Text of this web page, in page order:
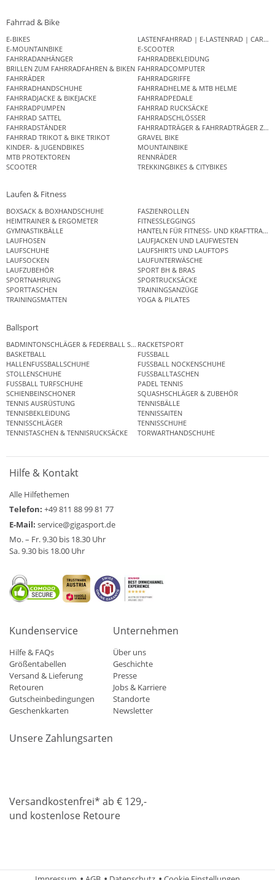
Fahrrad & Bike
E-BIKES
LASTENFAHRRAD | E-LASTENRAD |
E-MOUNTAINBIKE
E-SCOOTER
FAHRRADANHÄNGER
FAHRRADBEKLEIDUNG
BRILLEN ZUM FAHRRADFAHREN & BIKEN FAHRRADCOMPUTER
FAHRRÄDER
FAHRRADGRIFFE
FAHRRADHANDSCHUHE
FAHRRADHELME & MTB HELME
FAHRRADJACKE & BIKEJACKE
FAHRRADPEDALE
FAHRRADPUMPEN
FAHRRAD RUCKSÄCKE
FAHRRAD SATTEL
FAHRRADSCHLÖSSER
FAHRRADSTÄNDER
FAHRRADTRÄGER & FAHRRADTRÄGER
FAHRRAD TRIKOT & BIKE TRIKOT
GRAVEL BIKE
KINDER- & JUGENDBIKES
MOUNTAINBIKE
MTB PROTEKTOREN
RENNRÄDER
SCOOTER
TREKKINGBIKES & CITYBIKES
Laufen & Fitness
BOXSACK & BOXHANDSCHUHE
FASZIENROLLEN
HEIMTRAINER & ERGOMETER
FITNESSLEGGINGS
GYMNASTIKBÄLLE
HANTELN FÜR FITNESS- UND
LAUFHOSEN
LAUFJACKEN UND LAUFWESTEN
LAUFSCHUHE
LAUFSHIRTS UND LAUFTOPS
LAUFSOCKEN
LAUFUNTERWÄSCHE
LAUFZUBEHÖR
SPORT BH & BRAS
SPORTNAHRUNG
SPORTRUCKSÄCKE
SPORTTASCHEN
TRAININGSANZÜGE
TRAININGSMATTEN
YOGA & PILATES
Ballsport
BADMINTONSCHLÄGER & FEDERBALL SETSRACKETSPORT
BASKETBALL
FUSSBALL
HALLENFUSSBALLSCHUHE
FUSSBALL NOCKENSCHUHE
STOLLENSCHUHE
FUSSBALLTASCHEN
FUSSBALL TURFSCHUHE
PADEL TENNIS
SCHIENBEINSCHONER
SQUASHSCHLÄGER & ZUBEHÖR
TENNIS AUSRÜSTUNG
TENNISBÄLLE
TENNISBEKLEIDUNG
TENNISSAITEN
TENNISSCHLÄGER
TENNISSCHUHE
TENNISTASCHEN & TENNISRUCKSÄCKE
TORWARTHANDSCHUHE
Hilfe & Kontakt
Alle Hilfethemen
Telefon: +49 811 88 99 81 77
E-Mail: service@gigasport.de
Mo. – Fr. 9.30 bis 18.30 Uhr
Sa. 9.30 bis 18.00 Uhr
Kundenservice
Hilfe & FAQs
Größentabellen
Versand & Lieferung
Retouren
Gutscheinbedingungen
Geschenkkarten
Unternehmen
Über uns
Geschichte
Presse
Jobs & Karriere
Standorte
Newsletter
Unsere Zahlungsarten
Versandkostenfrei* ab € 129,-
und kostenlose Retoure